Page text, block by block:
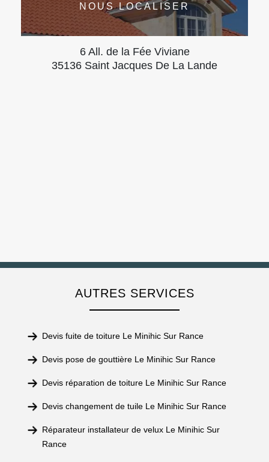
NOUS LOCALISER
6 All. de la Fée Viviane
35136 Saint Jacques De La Lande
AUTRES SERVICES
Devis fuite de toiture Le Minihic Sur Rance
Devis pose de gouttière Le Minihic Sur Rance
Devis réparation de toiture Le Minihic Sur Rance
Devis changement de tuile Le Minihic Sur Rance
Réparateur installateur de velux Le Minihic Sur
Rance